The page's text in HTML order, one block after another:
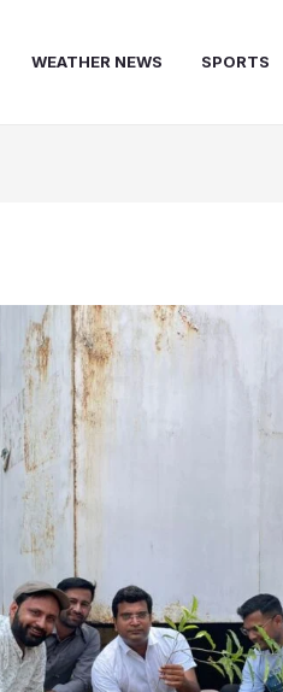
WEATHER NEWS SPORTS